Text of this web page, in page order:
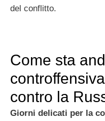
del conflitto.
Come sta
contro la
Giorni delicati per la